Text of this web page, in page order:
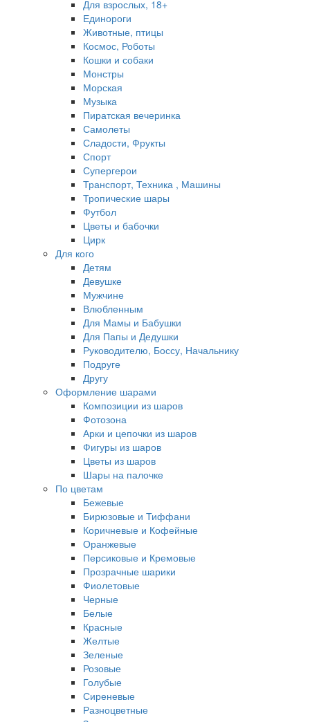
Для взрослых, 18+
Единороги
Животные, птицы
Космос, Роботы
Кошки и собаки
Монстры
Морская
Музыка
Пиратская вечеринка
Самолеты
Сладости, Фрукты
Спорт
Супергерои
Транспорт, Техника , Машины
Тропические шары
Футбол
Цветы и бабочки
Цирк
Для кого
Детям
Девушке
Мужчине
Влюбленным
Для Мамы и Бабушки
Для Папы и Дедушки
Руководителю, Боссу, Начальнику
Подруге
Другу
Оформление шарами
Композиции из шаров
Фотозона
Арки и цепочки из шаров
Фигуры из шаров
Цветы из шаров
Шары на палочке
По цветам
Бежевые
Бирюзовые и Тиффани
Коричневые и Кофейные
Оранжевые
Персиковые и Кремовые
Прозрачные шарики
Фиолетовые
Черные
Белые
Красные
Желтые
Зеленые
Розовые
Голубые
Сиреневые
Разноцветные